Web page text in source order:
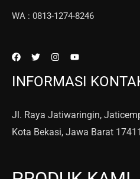
WA : 0813-1274-8246
INFORMASI
Jl. Raya Jatiwaringin,
Kota Bekasi, Jawa Barat 17411